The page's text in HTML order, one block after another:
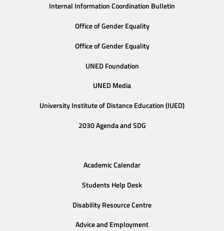
Internal Information Coordination Bulletin
Office of Gender Equality
Office of Gender Equality
UNED Foundation
UNED Media
University Institute of Distance Education (IUED)
2030 Agenda and SDG
Academic Calendar
Students Help Desk
Disability Resource Centre
Advice and Employment